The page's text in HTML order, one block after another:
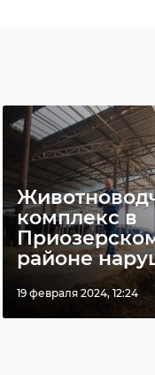
комплекс в
районе
19 февраля 2024, 12:24